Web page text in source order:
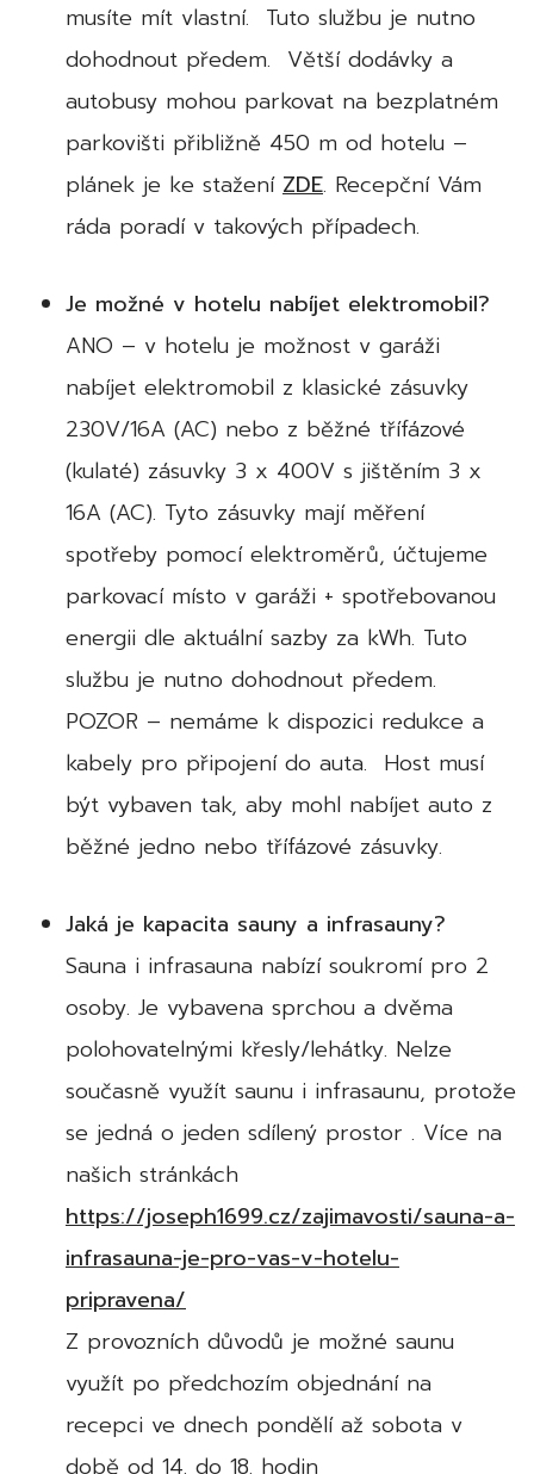
musíte mít vlastní. Tuto službu je nutno
dohodnout předem. Větší dodávky a
autobusy mohou parkovat na bezplatném
parkovišti přibližně 450 m od hotelu –
plánek je ke stažení ZDE. Recepční Vám
ráda poradí v takových případech.
Je možné v hotelu nabíjet elektromobil?
ANO – v hotelu je možnost v garáži
nabíjet elektromobil z klasické zásuvky
230V/16A (AC) nebo z běžné třífázové
(kulaté) zásuvky 3 x 400V s jištěním 3 x
16A (AC). Tyto zásuvky mají měření
spotřeby pomocí elektroměrů, účtujeme
parkovací místo v garáži + spotřebovanou
energii dle aktuální sazby za kWh. Tuto
službu je nutno dohodnout předem.
POZOR – nemáme k dispozici redukce a
kabely pro připojení do auta. Host musí
být vybaven tak, aby mohl nabíjet auto z
běžné jedno nebo třífázové zásuvky.
Jaká je kapacita sauny a infrasauny?
Sauna i infrasauna nabízí soukromí pro 2
osoby. Je vybavena sprchou a dvěma
polohovatelnými křesly/lehátky. Nelze
současně využít saunu i infrasaunu, protože
se jedná o jeden sdílený prostor . Více na
našich stránkách
https://joseph1699.cz/zajimavosti/sauna-a-
infrasauna-je-pro-vas-v-hotelu-
pripravena/
Z provozních důvodů je možné saunu
využít po předchozím objednání na
recepci ve dnech pondělí až sobota v
době od 14. do 18. hodin